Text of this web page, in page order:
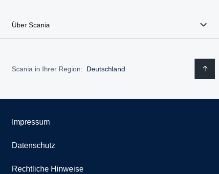
Über Scania
Scania in Ihrer Region: Deutschland
Impressum
Datenschutz
Rechtliche Hinweise